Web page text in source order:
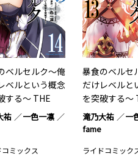
ベルセルク～俺
ベルという概念
する～ THE
14
祐
一色一凛
コミックス
暴食のベルセ
だけレベルと
を突破する～
COMIC 13
滝乃大祐
一
fame
ライドコミック